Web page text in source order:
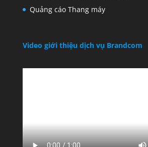
Quảng cáo Thang máy
Video giới thiệu dịch vụ Brandcom